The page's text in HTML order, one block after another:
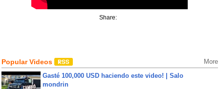
Share:
Popular Videos More
Gasté 100,000 USD haciendo este video! | Salo
mondrin